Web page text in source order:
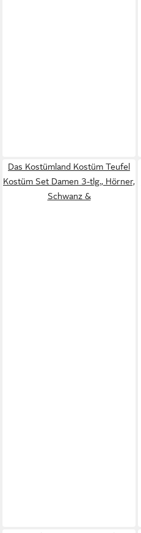
Das Kostümland Kostüm Teufel
Kostüm Set Damen 3-tlg., Hörner,
Schwanz &